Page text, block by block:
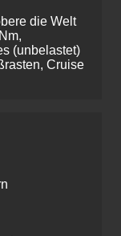
die Welt
(unbelastet)
Cruise